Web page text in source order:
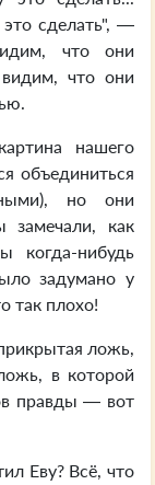
сделать", —
что они
что они
нашего
объединиться
но они
как
когда-нибудь
задумано у
так плохо!
ложь,
в которой
правды — вот
Еву? Всё, что